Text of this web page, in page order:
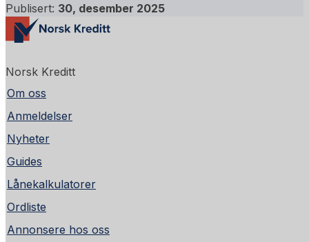
Publisert: 30, desember 2025
Norsk Kreditt
Om oss
Anmeldelser
Nyheter
Guides
Lånekalkulatorer
Ordliste
Annonsere hos oss